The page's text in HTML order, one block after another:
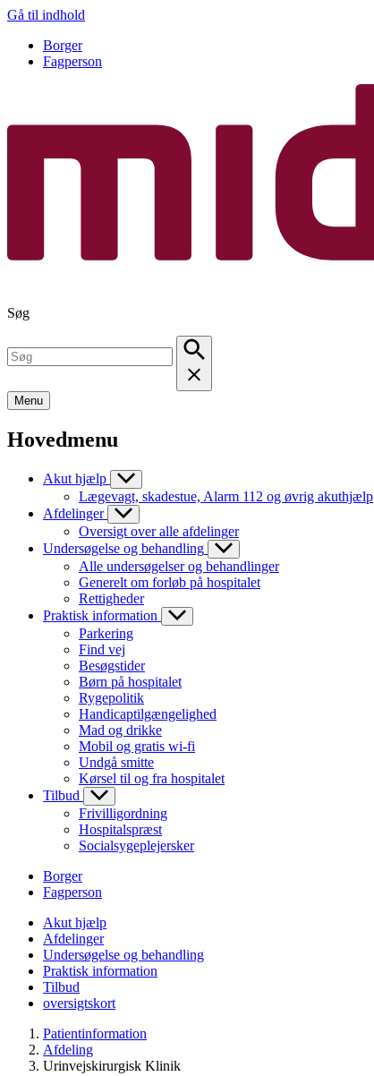
Gå til indhold
Borger
Fagperson
Søg
Menu
Hovedmenu
Akut hjælp
Lægevagt, skadestue, Alarm 112 og øvrig akuthjælp
Afdelinger
Oversigt over alle afdelinger
Undersøgelse og behandling
Alle undersøgelser og behandlinger
Generelt om forløb på hospitalet
Rettigheder
Praktisk information
Parkering
Find vej
Besøgstider
Børn på hospitalet
Rygepolitik
Handicaptilgængelighed
Mad og drikke
Mobil og gratis wi-fi
Undgå smitte
Kørsel til og fra hospitalet
Tilbud
Frivilligordning
Hospitalspræst
Socialsygeplejersker
Borger
Fagperson
Akut hjælp
Afdelinger
Undersøgelse og behandling
Praktisk information
Tilbud
oversigtskort
Patientinformation
Afdeling
Urinvejskirurgisk Klinik